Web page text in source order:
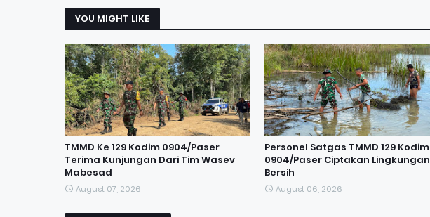
YOU MIGHT LIKE
TMMD Ke 129 Kodim 0904/Paser
Terima Kunjungan Dari Tim Wasev
Mabesad
August 07, 2026
Personel Satgas TMMD 129 Kodim
0904/Paser Ciptakan Lingkungan
Bersih
August 06, 2026